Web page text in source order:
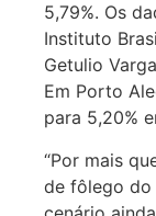
5,79%. Os
Instituto
Getulio
Em Porto
para 5,20%
“Por mais
de fôlego do